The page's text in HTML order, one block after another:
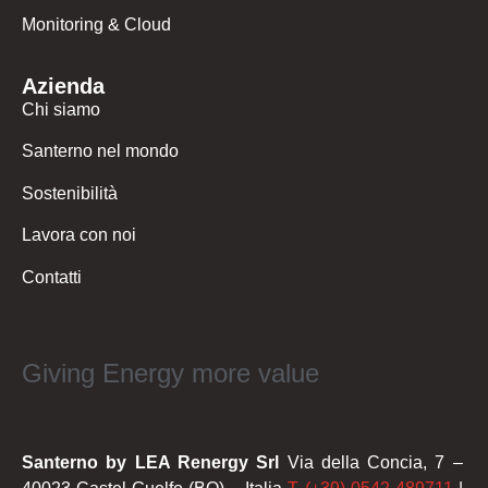
Monitoring & Cloud
Azienda
Chi siamo
Santerno nel mondo
Sostenibilità
Lavora con noi
Contatti
Giving Energy more value
Santerno by LEA Renergy Srl Via della Concia, 7 –